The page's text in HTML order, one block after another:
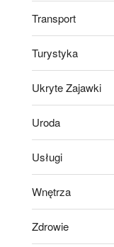
Transport
Turystyka
Ukryte Zajawki
Uroda
Usługi
Wnętrza
Zdrowie